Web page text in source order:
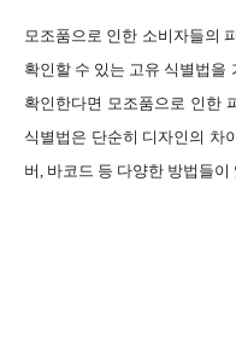
모조품으로 인한 소비자들의
확인할 수 있는 고유 식별법을
확인한다면 모조품으로 인한
식별법은 단순히 디자인의 차
버, 바코드 등 다양한 방법들이